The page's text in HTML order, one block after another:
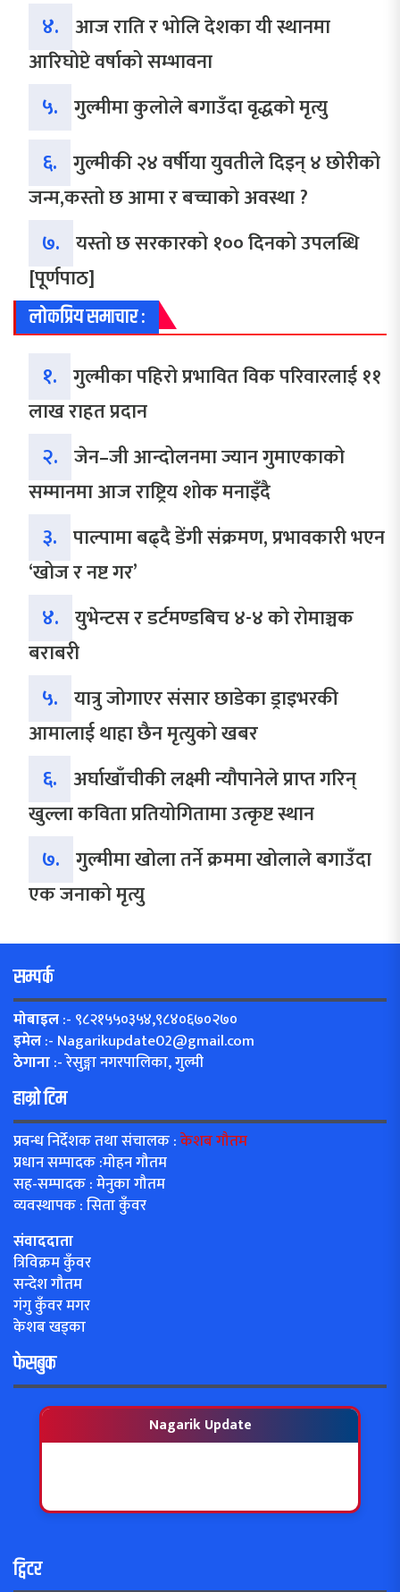
४. आज राति र भोलि देशका यी स्थानमा
आरिघोप्टे वर्षाको सम्भावना
५. गुल्मीमा कुलोले बगाउँदा वृद्धको मृत्यु
६. गुल्मीकी २४ वर्षीया युवतीले दिइन् ४ छोरीको
जन्म,कस्तो छ आमा र बच्चाको अवस्था ?
७. यस्तो छ सरकारको १०० दिनको उपलब्धि
[पूर्णपाठ]
लोकप्रिय समाचार :
१. गुल्मीका पहिरो प्रभावित विक परिवारलाई ११
लाख राहत प्रदान
२. जेन–जी आन्दोलनमा ज्यान गुमाएकाको
सम्मानमा आज राष्ट्रिय शोक मनाइँदै
३. पाल्पामा बढ्दै डेंगी संक्रमण, प्रभावकारी भएन
‘खोज र नष्ट गर’
४. युभेन्टस र डर्टमण्डबिच ४-४ को रोमाञ्चक
बराबरी
५. यात्रु जोगाएर संसार छाडेका ड्राइभरकी
आमालाई थाहा छैन मृत्युको खबर
६. अर्घाखाँचीकी लक्ष्मी न्यौपानेले प्राप्त गरिन्
खुल्ला कविता प्रतियोगितामा उत्कृष्ट स्थान
७. गुल्मीमा खोला तर्ने क्रममा खोलाले बगाउँदा
एक जनाको मृत्यु
सम्पर्क
मोबाइल:- ९८२१५५०३५४,९८४०६७०२७०
इमेल:- Nagarikupdate02@gmail.com
ठेगाना:- रेसुङ्गा नगरपालिका, गुल्मी
हाम्रो टिम
प्रवन्ध निर्देशक तथा संचालक :केशब गौतम
प्रधान सम्पादक :मोहन गौतम
सह-सम्पादक : मेनुका गौतम
व्यवस्थापक : सिता कुँवर
संवाददाता
त्रिविक्रम कुँवर
सन्देश गौतम
गंगु कुँवर मगर
केशब खड्का
फेसबुक
Nagarik Update
ट्विटर